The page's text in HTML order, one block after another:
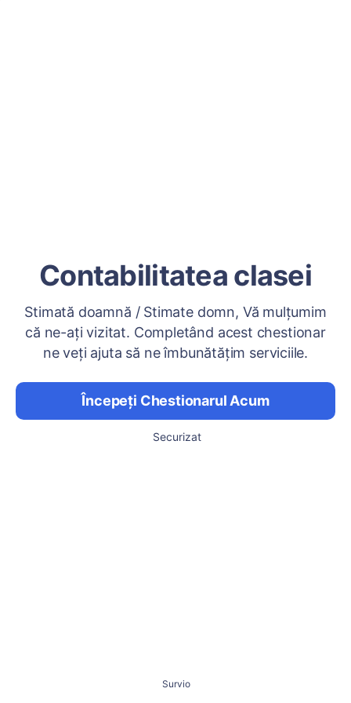
Contabilitatea clasei
Stimată doamnă / Stimate domn, Vă mulțumim
că ne-ați vizitat. Completând acest chestionar
ne veți ajuta să ne îmbunătățim serviciile.
Începeți Chestionarul Acum
Securizat
Survio